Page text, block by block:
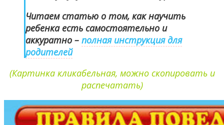
Читаем статью о том, как научить
ребенка есть самостоятельно и
аккуратно – полная инструкция для
родителей
(Картинка кликабельная, можно скопировать и
распечатать)